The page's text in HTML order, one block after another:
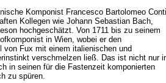
Komponist Francesco Bartolomeo Conti
Kollegen wie Johann Sebastian Bach,
hochgeschätzt. Von 1711 bis zu seinem
in Wien, wobei er den
von Fux mit einem italienischen und
verschmelzen ließ. Das ist nicht nur
in seinen für die Fastenzeit komponierten
zu spüren.